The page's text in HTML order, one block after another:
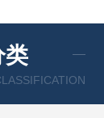
类